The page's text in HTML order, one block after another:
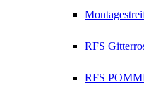
RFS
RFS